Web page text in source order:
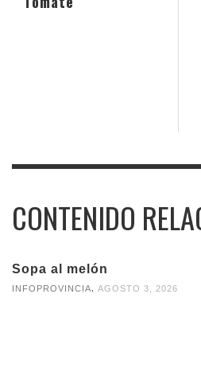
CONTENIDO
Sopa al melón
INFOPROVINCIA AGOSTO 3, 2026